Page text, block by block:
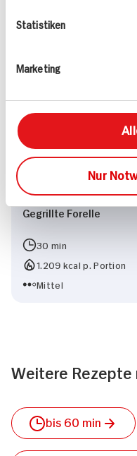
Statistiken
Marketing
Nur
15 min
Leicht
Gegrillte Forelle
30 min
1.209 kcal p. Portion
Mittel
Weitere Rezepte
bis 60 min